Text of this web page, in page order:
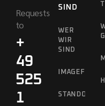
Requests
to
+
49
525
1
SIND
WER
WIR
SIND
IMAGEFILM